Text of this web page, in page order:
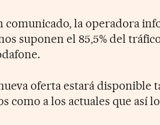
comunicado, la operadora
suponen el 85,5% del
oferta estará disponible
como a los actuales que así